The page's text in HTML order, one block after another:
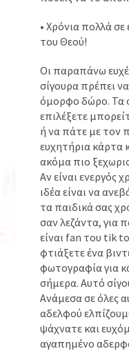
• Χρόνια πολλά
του Θεού!
Οι παραπάνω
σίγουρα πρέπει
όμορφο δώρο. Τα
επιλέξετε
ή να πάτε με τον
ευχητήρια κάρτα
ακόμα πιο
Αν είναι ενεργός
ιδέα είναι να
τα παιδικά σας
σαν λεζάντα, για
είναι fan του tik
φτιάξετε ένα
φωτογραφία για
σήμερα. Αυτό
Ανάμεσα σε όλες
αδελφού
ψάχνατε και
αγαπημένο